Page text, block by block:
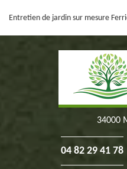
Entretien de jardin sur mesure
34000
04 82 29 41 78